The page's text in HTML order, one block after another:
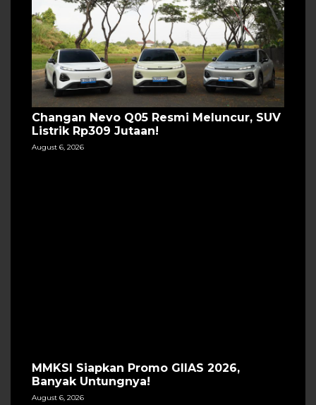
Changan Nevo Q05 Resmi Meluncur, SUV
Listrik Rp309 Jutaan!
August 6, 2026
MMKSI Siapkan Promo GIIAS 2026,
Banyak Untungnya!
August 6, 2026